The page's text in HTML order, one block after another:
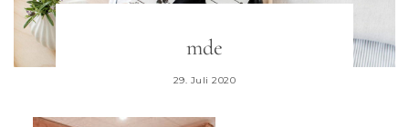
mde
29. Juli 2020